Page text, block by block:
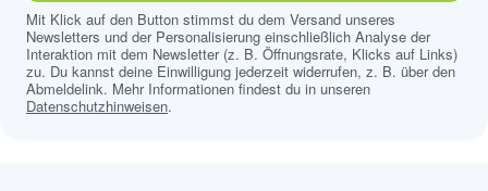
Mit Klick auf den Button stimmst du dem Versand unseres
Newsletters und der Personalisierung einschließlich Analyse der
Interaktion mit dem Newsletter (z. B. Öffnungsrate, Klicks auf Links)
zu. Du kannst deine Einwilligung jederzeit widerrufen, z. B. über den
Abmeldelink. Mehr Informationen findest du in unseren
Datenschutzhinweisen.